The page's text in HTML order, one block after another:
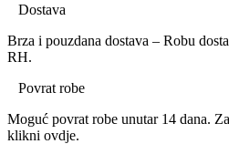
Dostava
Brza i pouzdana dostava – Robu
RH.
Povrat robe
Moguć povrat robe unutar 14 dana.
klikni ovdje.